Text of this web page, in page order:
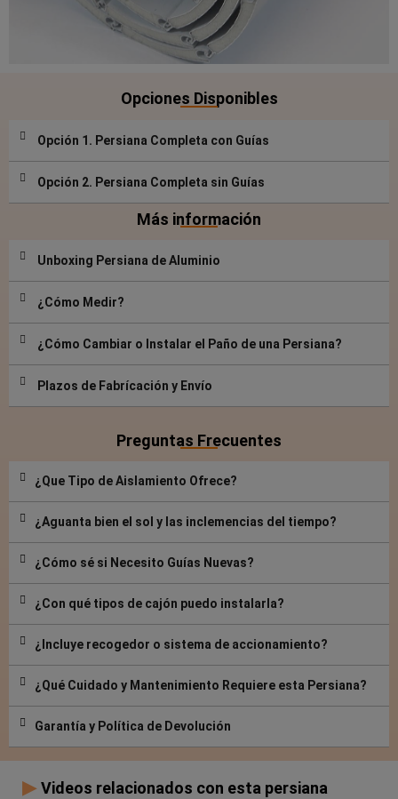
Opciones Disponibles
Opción 1. Persiana Completa con Guías
Opción 2. Persiana Completa sin Guías
Más información
Unboxing Persiana de Aluminio
¿Cómo Medir?
¿Cómo Cambiar o Instalar el Paño de una Persiana?
Plazos de Fabrícación y Envío
Preguntas Frecuentes
¿Que Tipo de Aislamiento Ofrece?
¿Aguanta bien el sol y las inclemencias del tiempo?
¿Cómo sé si Necesito Guías Nuevas?
¿Con qué tipos de cajón puedo instalarla?
¿Incluye recogedor o sistema de accionamiento?
¿Qué Cuidado y Mantenimiento Requiere esta Persiana?
Garantía y Política de Devolución
▶Videos relacionados con esta persiana